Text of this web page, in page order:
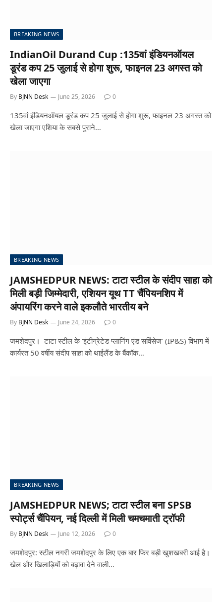
BREAKING NEWS
IndianOil Durand Cup :135वां इंडियनऑयल
डूरंड कप 25 जुलाई से होगा शुरू, फाइनल 23 अगस्त को
खेला जाएगा
By BJNN Desk June 25, 2026 0
135वां इंडियनऑयल डूरंड कप 25 जुलाई से होगा शुरू, फाइनल 23 अगस्त को
खेला जाएगा एशिया के सबसे पुराने…
BREAKING NEWS
JAMSHEDPUR NEWS: टाटा स्टील के संदीप साहा को
मिली बड़ी जिम्मेदारी, एशियन यूथ TT चैंपियनशिप में
अंपायरिंग करने वाले इकलौते भारतीय बने
By BJNN Desk June 24, 2026 0
जमशेदपुर। टाटा स्टील के ‘इंटीग्रेटेड प्लानिंग एंड सर्विसेज’ (IP&S) विभाग में
कार्यरत 50 वर्षीय संदीप साहा को थाईलैंड के बैंकॉक…
BREAKING NEWS
JAMSHEDPUR NEWS; टाटा स्टील बना SPSB
स्पोर्ट्स चैंपियन, नई दिल्ली में मिली चमचमाती ट्रॉफी
By BJNN Desk June 12, 2026 0
जमशेदपुर: स्टील नगरी जमशेदपुर के लिए एक बार फिर बड़ी खुशखबरी आई है।
खेल और खिलाड़ियों को बढ़ावा देने वाली…